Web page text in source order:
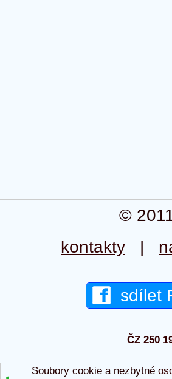
©
kontakty |
sdílet
ČZ 250
Soubory cookie a nezbytné